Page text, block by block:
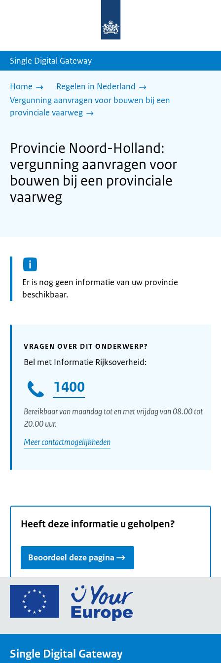
homepage
Single Digital Gateway
Home
Regelen in Nederland
Vergunning aanvragen voor bouwen bij een
provinciale vaarweg
Provincie Noord-Holland:
vergunning aanvragen voor
bouwen bij een provinciale
vaarweg
Informatie:
Er is nog geen informatie van uw provincie
beschikbaar.
VRAGEN OVER DIT ONDERWERP?
Bel met Informatie Rijksoverheid:
1400
Bereikbaar van maandag tot en met vrijdag van 08.00 tot
20.00 uur.
Meer contactmogelijkheden
Heeft deze informatie u geholpen?
Beoordeel deze pagina
Ga
de
Single Digital Gateway